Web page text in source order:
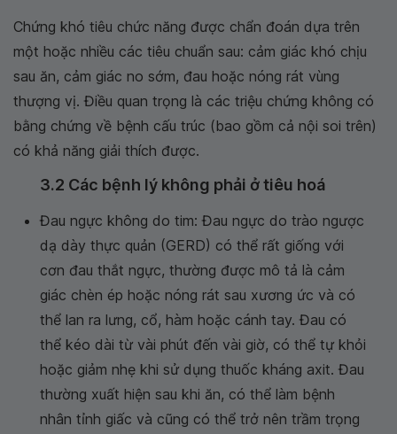
Chứng khó tiêu chức năng được chẩn đoán dựa trên
một hoặc nhiều các tiêu chuẩn sau: cảm giác khó chịu
sau ăn, cảm giác no sớm, đau hoặc nóng rát vùng
thượng vị. Điều quan trọng là các triệu chứng không có
bằng chứng về bệnh cấu trúc (bao gồm cả nội soi trên)
có khả năng giải thích được.
3.2 Các bệnh lý không phải ở tiêu hoá
Đau ngực không do tim: Đau ngực do trào ngược
dạ dày thực quản (GERD) có thể rất giống với
cơn đau thắt ngực, thường được mô tả là cảm
giác chèn ép hoặc nóng rát sau xương ức và có
thể lan ra lưng, cổ, hàm hoặc cánh tay. Đau có
thể kéo dài từ vài phút đến vài giờ, có thể tự khỏi
hoặc giảm nhẹ khi sử dụng thuốc kháng axit. Đau
thường xuất hiện sau khi ăn, có thể làm bệnh
nhân tỉnh giấc và cũng có thể trở nên trầm trọng